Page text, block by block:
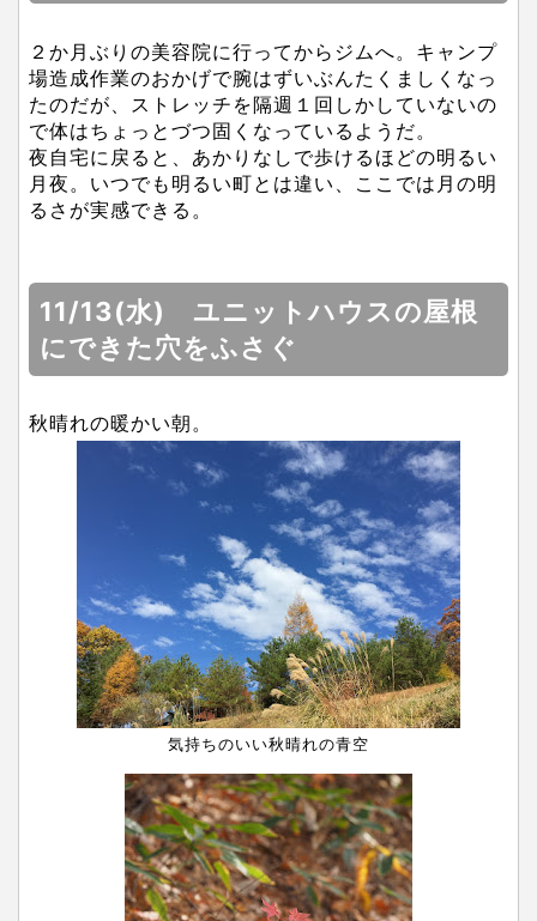
２か月ぶりの美容院に行ってからジムへ。キャンプ
場造成作業のおかげで腕はずいぶんたくましくなっ
たのだが、ストレッチを隔週１回しかしていないの
で体はちょっとづつ固くなっているようだ。
夜自宅に戻ると、あかりなしで歩けるほどの明るい
月夜。いつでも明るい町とは違い、ここでは月の明
るさが実感できる。
11/13(水) ユニットハウスの屋根
にできた穴をふさぐ
秋晴れの暖かい朝。
気持ちのいい秋晴れの青空